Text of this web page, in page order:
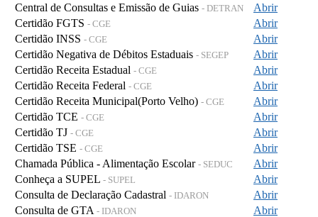
Central de Consultas e Emissão de Guias - DETRAN
Abrir
Certidão FGTS - CGE
Abrir
Certidão INSS - CGE
Abrir
Certidão Negativa de Débitos Estaduais - SEGEP
Abrir
Certidão Receita Estadual - CGE
Abrir
Certidão Receita Federal - CGE
Abrir
Certidão Receita Municipal(Porto Velho) - CGE
Abrir
Certidão TCE - CGE
Abrir
Certidão TJ - CGE
Abrir
Certidão TSE - CGE
Abrir
Chamada Pública - Alimentação Escolar - SEDUC
Abrir
Conheça a SUPEL - SUPEL
Abrir
Consulta de Declaração Cadastral - IDARON
Abrir
Consulta de GTA - IDARON
Abrir